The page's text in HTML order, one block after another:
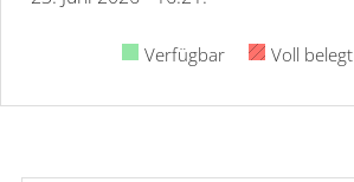
Verfügbar Voll belegt